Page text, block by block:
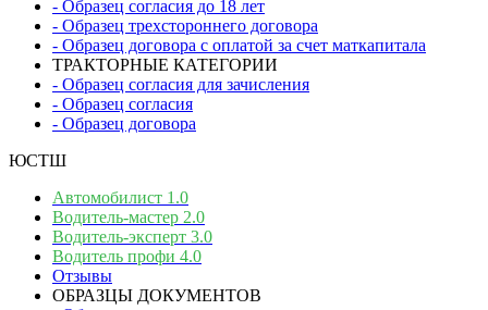
- Образец согласия до 18 лет
- Образец трехстороннего договора
- Образец договора с оплатой за счет маткапитала
ТРАКТОРНЫЕ КАТЕГОРИИ
- Образец согласия для зачисления
- Образец согласия
- Образец договора
ЮСТШ
Автомобилист 1.0
Водитель-мастер 2.0
Водитель-эксперт 3.0
Водитель профи 4.0
Отзывы
ОБРАЗЦЫ ДОКУМЕНТОВ